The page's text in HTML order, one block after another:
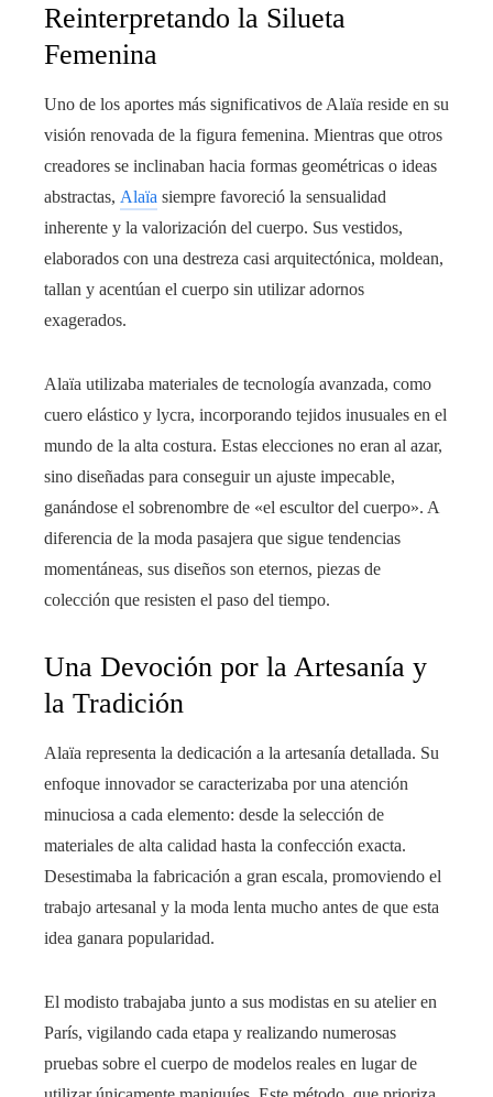
Reinterpretando la Silueta
Femenina
Uno de los aportes más significativos de Alaïa reside en su
visión renovada de la figura femenina. Mientras que otros
creadores se inclinaban hacia formas geométricas o ideas
abstractas, Alaïa siempre favoreció la sensualidad
inherente y la valorización del cuerpo. Sus vestidos,
elaborados con una destreza casi arquitectónica, moldean,
tallan y acentúan el cuerpo sin utilizar adornos
exagerados.
Alaïa utilizaba materiales de tecnología avanzada, como
cuero elástico y lycra, incorporando tejidos inusuales en el
mundo de la alta costura. Estas elecciones no eran al azar,
sino diseñadas para conseguir un ajuste impecable,
ganándose el sobrenombre de «el escultor del cuerpo». A
diferencia de la moda pasajera que sigue tendencias
momentáneas, sus diseños son eternos, piezas de
colección que resisten el paso del tiempo.
Una Devoción por la Artesanía y
la Tradición
Alaïa representa la dedicación a la artesanía detallada. Su
enfoque innovador se caracterizaba por una atención
minuciosa a cada elemento: desde la selección de
materiales de alta calidad hasta la confección exacta.
Desestimaba la fabricación a gran escala, promoviendo el
trabajo artesanal y la moda lenta mucho antes de que esta
idea ganara popularidad.
El modisto trabajaba junto a sus modistas en su atelier en
París, vigilando cada etapa y realizando numerosas
pruebas sobre el cuerpo de modelos reales en lugar de